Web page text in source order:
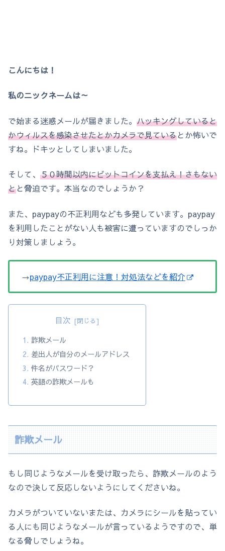
こんにちは！
私のニックネームは～
で始まる迷惑メールが届きました。 ハッキングしていると
かウィルスを感染させたとかカメラで見ているとか怖いで
すね。ドキッとしてしまいました。
そして、 ５０時間以内にビットコインを支払え！さもない
とと脅迫です。本当なのでしょうか？
また、paypayの不正利用なども多発しています。paypay
を利用したことがない人も被害に遭っていますのでしっか
り対策しましょう。
→paypay不正利用に注意！対処法などを紹介
目次
詐欺メール
差出人が自分のメールアドレス
件名がパスワード？
英語の詐欺メールも
詐欺メール
もし同じようなメールを受け取ったら、詐欺メールのよう
なので決して反応しないようにしてくださいね。
カメラがついていないまたは、カメラにシールを貼ってい
る人にも同じようなメールが言っているようですので、単
なる脅しでしょうね。